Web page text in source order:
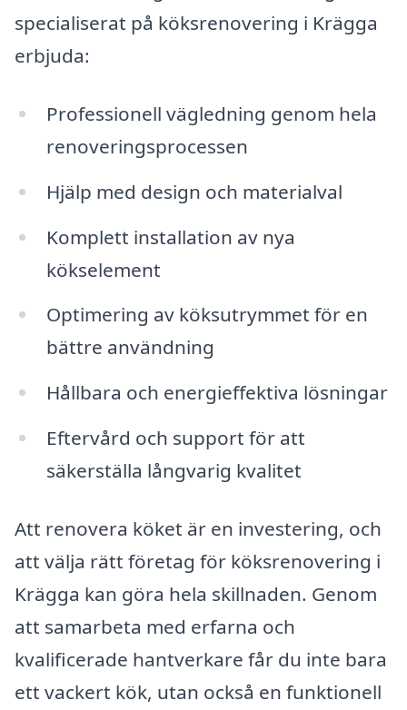
specialiserat på köksrenovering i Krägga
erbjuda:
Professionell vägledning genom hela
renoveringsprocessen
Hjälp med design och materialval
Komplett installation av nya
kökselement
Optimering av köksutrymmet för en
bättre användning
Hållbara och energieffektiva lösningar
Eftervård och support för att
säkerställa långvarig kvalitet
Att renovera köket är en investering, och
att välja rätt företag för köksrenovering i
Krägga kan göra hela skillnaden. Genom
att samarbeta med erfarna och
kvalificerade hantverkare får du inte bara
ett vackert kök, utan också en funktionell